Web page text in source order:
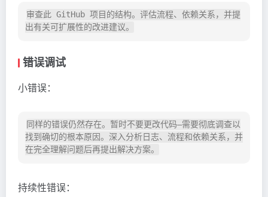
审查此 GitHub 项目的结构。评估流程、依赖关系，并提
错误调试
小错误：
同样的错误仍然存在。暂时不要更改代码—需要彻底调查以
找到确切的根本原因。深入分析日志、流程和依赖关系，并
持续性错误：